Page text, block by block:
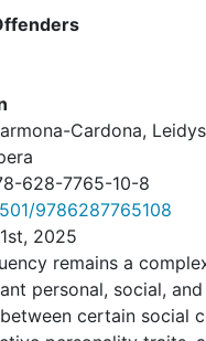
Cardona,
628-7765-10-8
9786287765108
2025
remains a
personal, social,
certain